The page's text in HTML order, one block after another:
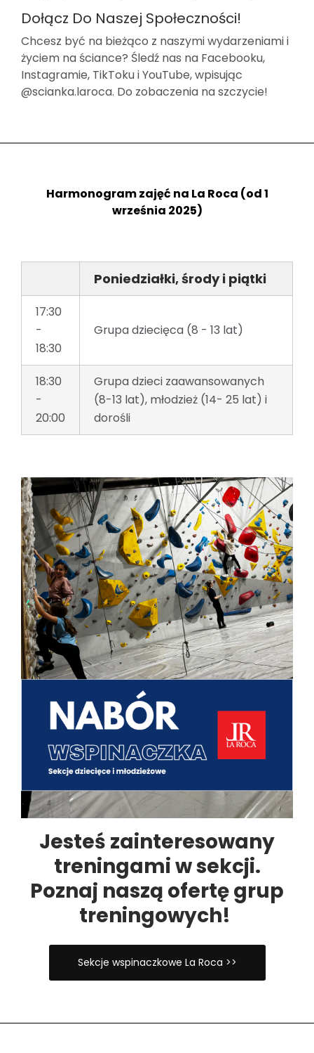
Dołącz Do Naszej Społeczności!
Chcesz być na bieżąco z naszymi wydarzeniami i
życiem na ściance? Śledź nas na Facebooku,
Instagramie, TikToku i YouTube, wpisując
@scianka.laroca. Do zobaczenia na szczycie!
Harmonogram zajęć na La Roca (od 1
września 2025)
Poniedziałki, środy i piątki
17:30
-
18:30
Grupa dziecięca (8 - 13 lat)
18:30
-
20:00
Grupa dzieci zaawansowanych
(8-13 lat), młodzież (14- 25 lat) i
dorośli
Jesteś zainteresowany
treningami w sekcji.
Poznaj naszą ofertę grup
treningowych!
Sekcje wspinaczkowe La Roca >>